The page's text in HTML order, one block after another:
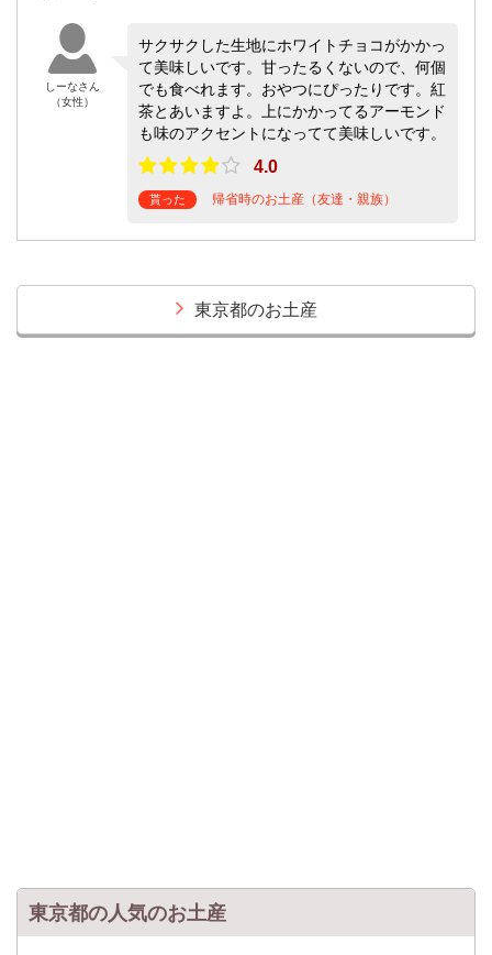
しーなさん
（女性）
サクサクした生地にホワイトチョコがかかっ
て美味しいです。甘ったるくないので、何個
でも食べれます。おやつにぴったりです。紅
茶とあいますよ。上にかかってるアーモンド
も味のアクセントになってて美味しいです。
4.0
貰った 帰省時のお土産（友達・親族）
東京都のお土産
東京都の人気のお土産